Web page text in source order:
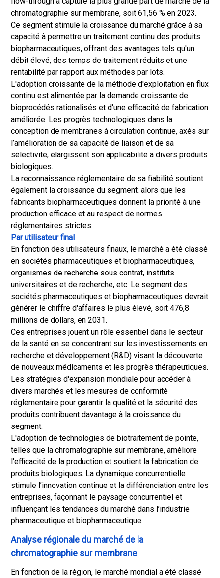
chromatographie sur membrane, soit 61,56 % en 2023.
Ce segment stimule la croissance du marché grâce à sa
capacité à permettre un traitement continu des produits
biopharmaceutiques, offrant des avantages tels qu'un
débit élevé, des temps de traitement réduits et une
rentabilité par rapport aux méthodes par lots.
L'adoption croissante de la méthode d'exploitation en flux
continu est alimentée par la demande croissante de
bioprocédés rationalisés et d'une efficacité de fabrication
améliorée. Les progrès technologiques dans la
conception de membranes à circulation continue, axés sur
l’amélioration de sa capacité de liaison et de sa
sélectivité, élargissent son applicabilité à divers produits
biologiques.
La reconnaissance réglementaire de sa fiabilité soutient
également la croissance du segment, alors que les
fabricants biopharmaceutiques donnent la priorité à une
production efficace et au respect de normes
réglementaires strictes.
Par utilisateur final
En fonction des utilisateurs finaux, le marché a été classé
en sociétés pharmaceutiques et biopharmaceutiques,
organismes de recherche sous contrat, instituts
universitaires et de recherche, etc. Le segment des
sociétés pharmaceutiques et biopharmaceutiques devrait
générer le chiffre d'affaires le plus élevé, soit 476,8
millions de dollars, en 2031.
Ces entreprises jouent un rôle essentiel dans le secteur
de la santé en se concentrant sur les investissements en
recherche et développement (R&D) visant la découverte
de nouveaux médicaments et les progrès thérapeutiques.
Les stratégies d'expansion mondiale pour accéder à
divers marchés et les mesures de conformité
réglementaire pour garantir la qualité et la sécurité des
produits contribuent davantage à la croissance du
segment.
L'adoption de technologies de biotraitement de pointe,
telles que la chromatographie sur membrane, améliore
l'efficacité de la production et soutient la fabrication de
produits biologiques. La dynamique concurrentielle
stimule l’innovation continue et la différenciation entre les
entreprises, façonnant le paysage concurrentiel et
influençant les tendances du marché dans l’industrie
pharmaceutique et biopharmaceutique.
Analyse régionale du marché de la
chromatographie sur membrane
En fonction de la région, le marché mondial a été classé